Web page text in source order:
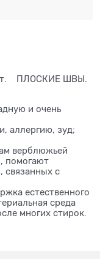
ПЛОСКИЕ ШВЫ.
и очень
аллергию, зуд;
верблюжьей
помогают
связанных с
естественного
среда
многих стирок.